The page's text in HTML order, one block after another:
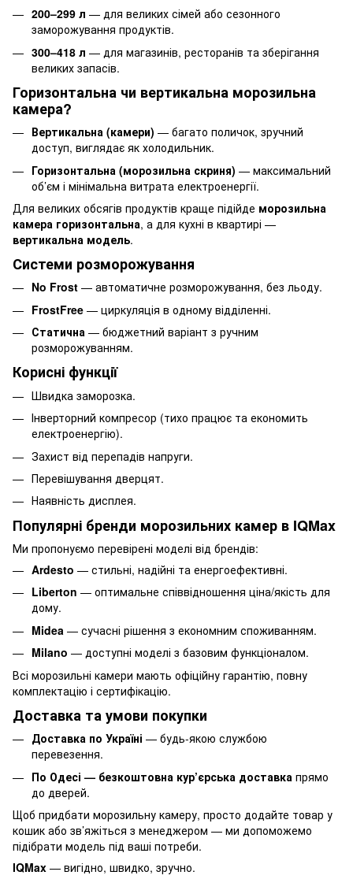
200–299 л — для великих сімей або сезонного
заморожування продуктів.
300–418 л — для магазинів, ресторанів та зберігання
великих запасів.
Горизонтальна чи вертикальна морозильна
камера?
Вертикальна (камери) — багато поличок, зручний
доступ, виглядає як холодильник.
Горизонтальна (морозильна скриня) — максимальний
об’єм і мінімальна витрата електроенергії.
Для великих обсягів продуктів краще підійде морозильна
камера горизонтальна, а для кухні в квартирі —
вертикальна модель.
Системи розморожування
No Frost — автоматичне розморожування, без льоду.
FrostFree — циркуляція в одному відділенні.
Статична — бюджетний варіант з ручним
розморожуванням.
Корисні функції
Швидка заморозка.
Інверторний компресор (тихо працює та економить
електроенергію).
Захист від перепадів напруги.
Перевішування дверцят.
Наявність дисплея.
Популярні бренди морозильних камер в IQMax
Ми пропонуємо перевірені моделі від брендів:
Ardesto — стильні, надійні та енергоефективні.
Liberton — оптимальне співвідношення ціна/якість для
дому.
Midea — сучасні рішення з економним споживанням.
Milano — доступні моделі з базовим функціоналом.
Всі морозильні камери мають офіційну гарантію, повну
комплектацію і сертифікацію.
Доставка та умови покупки
Доставка по Україні — будь-якою службою
перевезення.
По Одесі — безкоштовна кур’єрська доставка прямо
до дверей.
Щоб придбати морозильну камеру, просто додайте товар у
кошик або зв’яжіться з менеджером — ми допоможемо
підібрати модель під ваші потреби.
IQMax — вигідно, швидко, зручно.